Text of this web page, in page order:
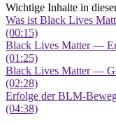
Wichtige Inhalte in
Was ist Black Lives
(00:15)
Black Lives Matter —
(01:25)
Black Lives Matter —
(02:28)
Erfolge der BLM-
(04:38)